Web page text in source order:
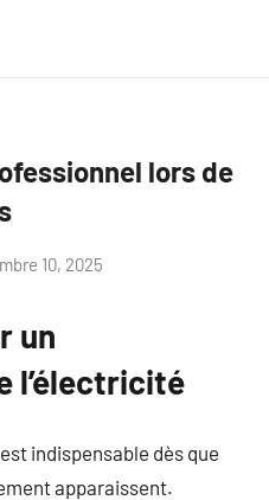
lors de
10, 2025
un
l’électricité
indispensable dès que
apparaissent.